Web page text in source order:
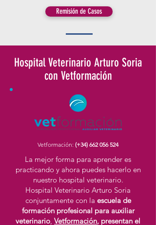
Remisión de Casos
Hospital Veterinario Arturo Soria
con Vetformación
Vetformación: (+34) 662 056 524
La mejor forma para aprender es
practicando y ahora puedes hacerlo en
nuestro hospital veterinario.
Hospital Veterinario Arturo Soria
conjuntamente con la escuela de
formación profesional para auxiliar
veterinario, Vetformación, presentan el